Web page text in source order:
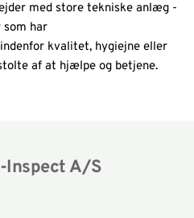
med store tekniske anlæg -
som har
kvalitet, hygiejne eller
af at hjælpe og betjene.
Inspect A/S